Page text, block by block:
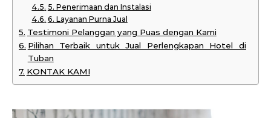
5. Penerimaan dan Instalasi
6. Layanan Purna Jual
Testimoni Pelanggan yang Puas dengan Kami
Pilihan Terbaik untuk Jual Perlengkapan Hotel di
Tuban
KONTAK KAMI